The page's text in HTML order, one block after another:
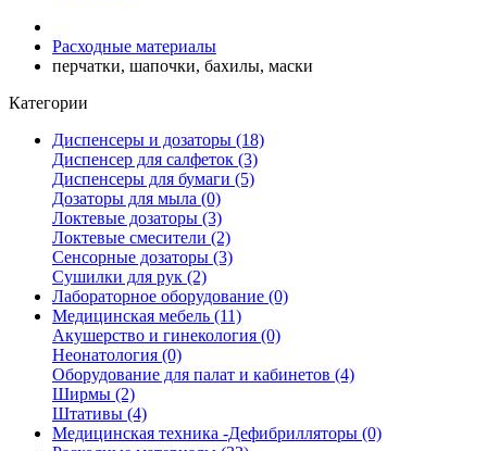
Расходные материалы
перчатки, шапочки, бахилы, маски
Категории
Диспенсеры и дозаторы (18)
Диспенсер для салфеток (3)
Диспенсеры для бумаги (5)
Дозаторы для мыла (0)
Локтевые дозаторы (3)
Локтевые смесители (2)
Сенсорные дозаторы (3)
Сушилки для рук (2)
Лабораторное оборудование (0)
Медицинская мебель (11)
Акушерство и гинекология (0)
Неонатология (0)
Оборудование для палат и кабинетов (4)
Ширмы (2)
Штативы (4)
Медицинская техника -Дефибрилляторы (0)